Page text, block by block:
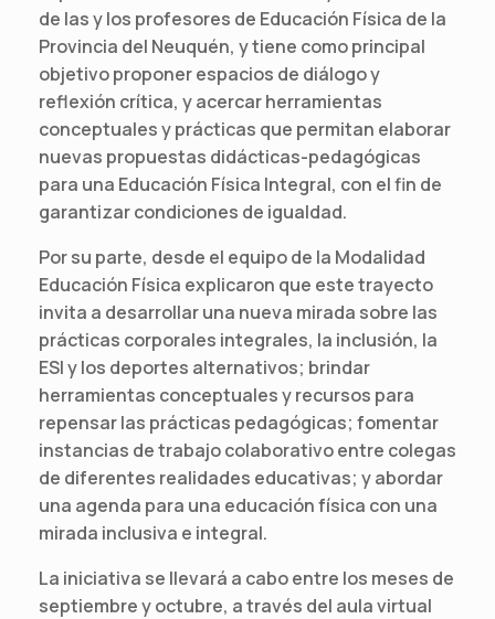
de las y los profesores de Educación Física de la
Provincia del Neuquén, y tiene como principal
objetivo proponer espacios de diálogo y
reflexión crítica, y acercar herramientas
conceptuales y prácticas que permitan elaborar
nuevas propuestas didácticas-pedagógicas
para una Educación Física Integral, con el fin de
garantizar condiciones de igualdad.
Por su parte, desde el equipo de la Modalidad
Educación Física explicaron que este trayecto
invita a desarrollar una nueva mirada sobre las
prácticas corporales integrales, la inclusión, la
ESI y los deportes alternativos; brindar
herramientas conceptuales y recursos para
repensar las prácticas pedagógicas; fomentar
instancias de trabajo colaborativo entre colegas
de diferentes realidades educativas; y abordar
una agenda para una educación física con una
mirada inclusiva e integral.
La iniciativa se llevará a cabo entre los meses de
septiembre y octubre, a través del aula virtual